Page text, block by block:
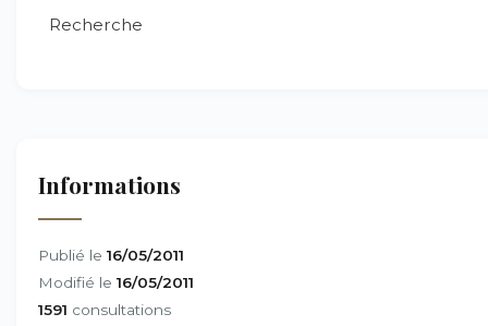
Recherche
Informations
Publié le 16/05/2011
Modifié le 16/05/2011
1591 consultations